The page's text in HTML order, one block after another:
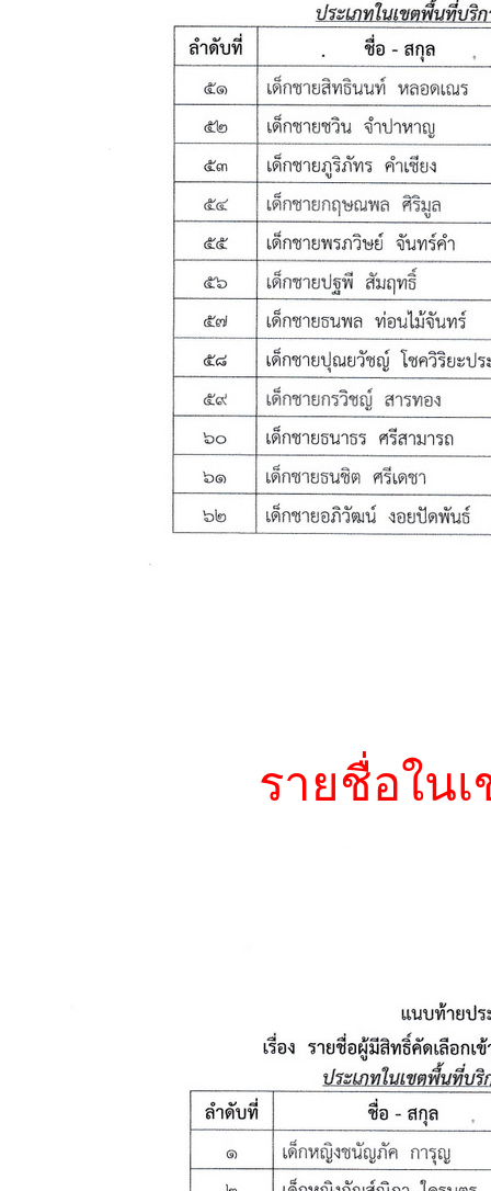
รายชื่อใน